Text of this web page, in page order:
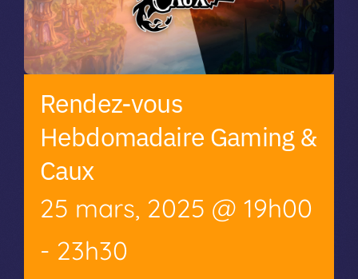
Rendez-vous
Hebdomadaire Gaming &
Caux
25 mars, 2025 @ 19h00
- 23h30